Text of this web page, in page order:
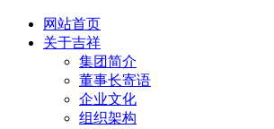
网站首页
关于吉祥
集团简介
董事长寄语
企业文化
组织架构